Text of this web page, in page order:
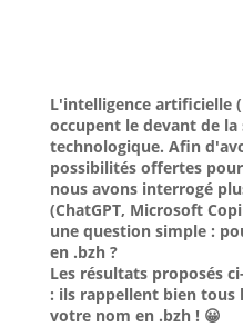
L'intelligence artificielle
occupent le devant de
technologique. Afin
possibilités offertes
nous avons interrogé
(ChatGPT, Microsoft
une question simple :
en .bzh ?
Les résultats proposés
: ils rappellent bien tous
votre nom en .bzh ! 😀